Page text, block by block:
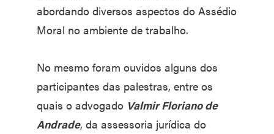
abordando diversos aspectos do Assédio
Moral no ambiente de trabalho.
No mesmo foram ouvidos alguns dos
participantes das palestras, entre os
quais o advogado Valmir Floriano de
Andrade, da assessoria jurídica do